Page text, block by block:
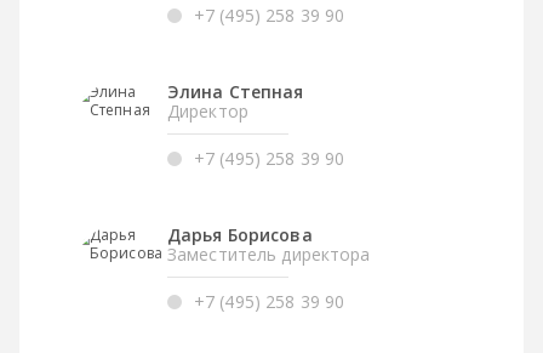
+7 (495) 258 39 90
Элина Степная
Директор
+7 (495) 258 39 90
Дарья Борисова
Заместитель директора
+7 (495) 258 39 90